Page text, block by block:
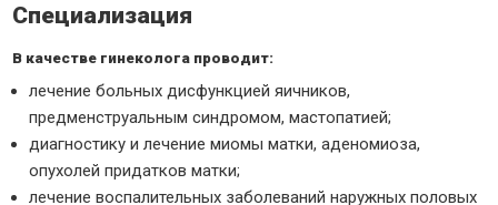
Специализация
В качестве гинеколога проводит:
лечение больных дисфункцией яичников,
предменструальным синдромом, мастопатией;
диагностику и лечение миомы матки, аденомиоза,
опухолей придатков матки;
лечение воспалительных заболеваний наружных половых